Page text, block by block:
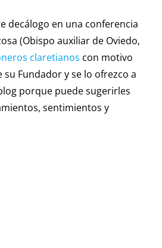
decálogo en una conferencia
(Obispo auxiliar de Oviedo,
claretianos con motivo
Fundador y se lo ofrezco a
porque puede sugerirles
sentimientos y